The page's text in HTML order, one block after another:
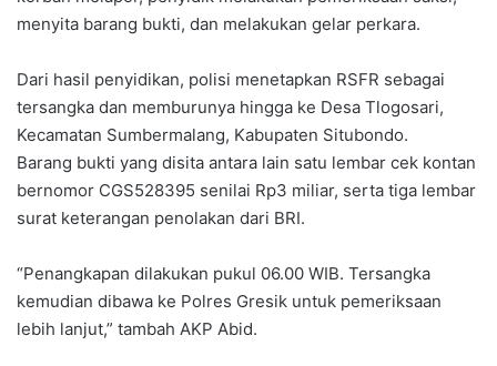
menyita barang bukti, dan melakukan gelar perkara.
Dari hasil penyidikan, polisi menetapkan RSFR sebagai
tersangka dan memburunya hingga ke Desa Tlogosari,
Kecamatan Sumbermalang, Kabupaten Situbondo.
Barang bukti yang disita antara lain satu lembar cek kontan
bernomor CGS528395 senilai Rp3 miliar, serta tiga lembar
surat keterangan penolakan dari BRI.
“Penangkapan dilakukan pukul 06.00 WIB. Tersangka
kemudian dibawa ke Polres Gresik untuk pemeriksaan
lebih lanjut,” tambah AKP Abid.